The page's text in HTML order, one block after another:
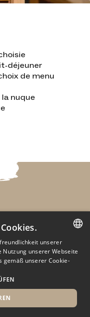
déjeuner
de menu
nuque
dans la
GERMAN
unserer
unserer Webseite
gemäß unserer Cookie-